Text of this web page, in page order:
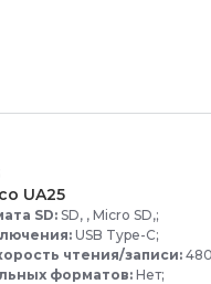
UA25
SD: SD, , Micro SD,;
USB Type-C;
чтения/записи:
форматов: Нет;